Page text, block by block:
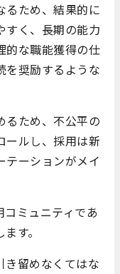
るため、結果的に
すく、長期の能力
的な職能獲得の仕
を奨励するような
るため、不公平の
ールし、採用は新
テーションがメイ
ミュニティであ
す。
き留めなくてはな